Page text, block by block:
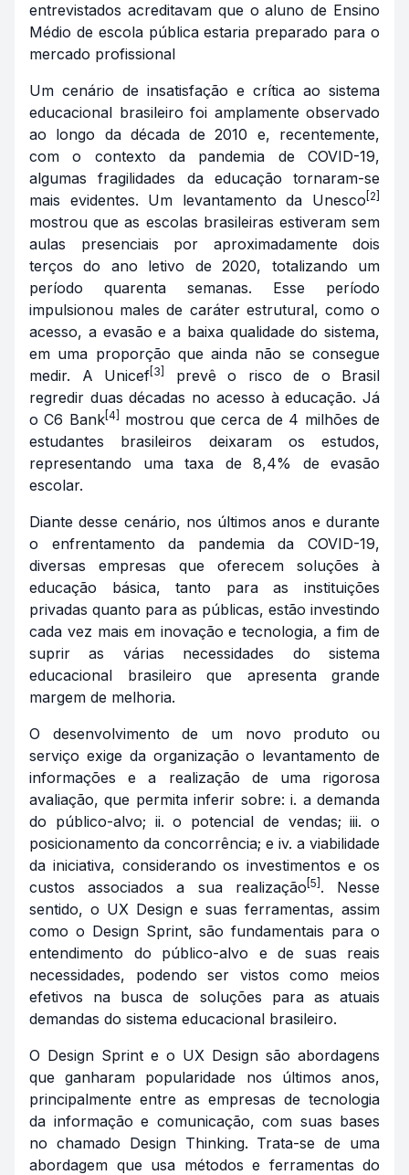
entrevistados acreditavam que o aluno de Ensino
Médio de escola pública estaria preparado para o
mercado profissional
Um cenário de insatisfação e crítica ao sistema
educacional brasileiro foi amplamente observado
ao longo da década de 2010 e, recentemente,
com o contexto da pandemia de COVID-19,
algumas fragilidades da educação tornaram-se
mais evidentes. Um levantamento da Unesco [2]
mostrou que as escolas brasileiras estiveram sem
aulas presenciais por aproximadamente dois
terços do ano letivo de 2020, totalizando um
período quarenta semanas. Esse período
impulsionou males de caráter estrutural, como o
acesso, a evasão e a baixa qualidade do sistema,
em uma proporção que ainda não se consegue
medir. A Unicef [3]
prevê o risco de o Brasil
regredir duas décadas no acesso à educação. Já
o C6 Bank[4]
mostrou que cerca de 4 milhões de
estudantes brasileiros deixaram os estudos,
representando uma taxa de 8,4% de evasão
escolar.
Diante desse cenário, nos últimos anos e durante
o enfrentamento da pandemia da COVID-19,
diversas empresas que oferecem soluções à
educação básica, tanto para as instituições
privadas quanto para as públicas, estão investindo
cada vez mais em inovação e tecnologia, a fim de
suprir as várias necessidades do sistema
educacional brasileiro que apresenta grande
margem de melhoria.
O desenvolvimento de um novo produto ou
serviço exige da organização o levantamento de
informações e a realização de uma rigorosa
avaliação, que permita inferir sobre: i. a demanda
do público-alvo; ii. o potencial de vendas; iii. o
posicionamento da concorrência; e iv. a viabilidade
da iniciativa, considerando os investimentos e os
custos associados a sua realização [5] . Nesse
sentido, o UX Design e suas ferramentas, assim
como o Design Sprint, são fundamentais para o
entendimento do público-alvo e de suas reais
necessidades, podendo ser vistos como meios
efetivos na busca de soluções para as atuais
demandas do sistema educacional brasileiro.
O Design Sprint e o UX Design são abordagens
que ganharam popularidade nos últimos anos,
principalmente entre as empresas de tecnologia
da informação e comunicação, com suas bases
no chamado Design Thinking. Trata-se de uma
abordagem que usa métodos e ferramentas do